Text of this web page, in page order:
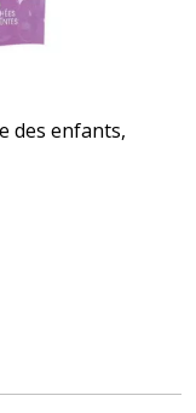
des enfants,